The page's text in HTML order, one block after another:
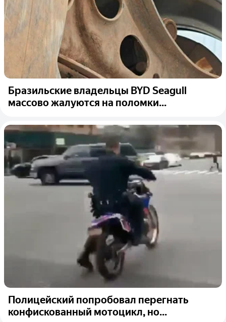
Бразильские владельцы BYD Seagull
массово жалуются на поломки...
Полицейский попробовал перегнать
конфискованный мотоцикл, но...